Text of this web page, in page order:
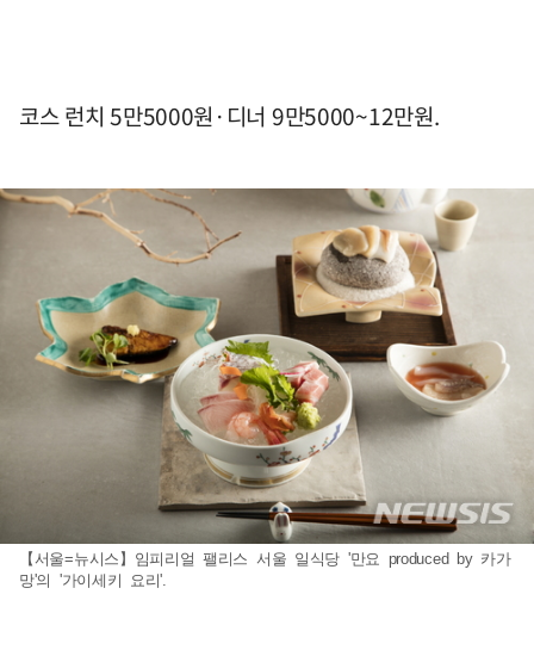
코스 런치 5만5000원·디너 9만5000~12만원.
【서울=뉴시스】임피리얼 팰리스 서울 일식당 '만요 produced by 카가
망'의 '가이세키 요리'.